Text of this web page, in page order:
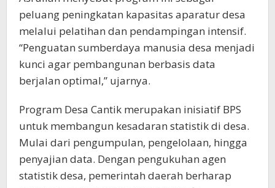
peluang peningkatan kapasitas aparatur desa
melalui pelatihan dan pendampingan intensif.
“Penguatan sumberdaya manusia desa menjadi
kunci agar pembangunan berbasis data
berjalan optimal,” ujarnya.
Program Desa Cantik merupakan inisiatif BPS
untuk membangun kesadaran statistik di desa.
Mulai dari pengumpulan, pengelolaan, hingga
penyajian data. Dengan pengukuhan agen
statistik desa, pemerintah daerah berharap